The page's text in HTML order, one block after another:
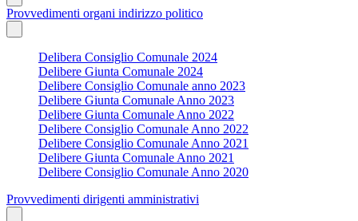
Provvedimenti organi indirizzo politico
Delibera Consiglio Comunale 2024
Delibere Giunta Comunale 2024
Delibere Consiglio Comunale anno 2023
Delibere Giunta Comunale Anno 2023
Delibere Giunta Comunale Anno 2022
Delibere Consiglio Comunale Anno 2022
Delibere Consiglio Comunale Anno 2021
Delibere Giunta Comunale Anno 2021
Delibere Consiglio Comunale Anno 2020
Provvedimenti dirigenti amministrativi